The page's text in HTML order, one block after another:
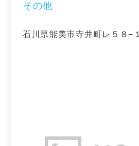
その他
石川県能美市寺井町レ５８−１